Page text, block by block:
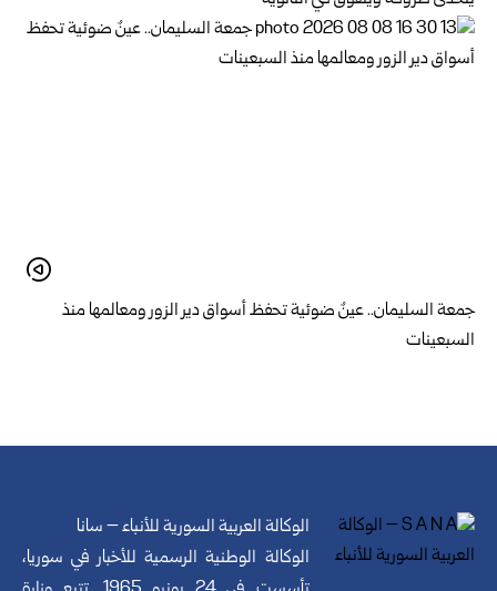
جمعة السليمان.. عينٌ ضوئية تحفظ أسواق دير الزور ومعالمها منذ
السبعينات
الوكالة العربية السورية للأنباء – سانا
الوكالة الوطنية الرسمية للأخبار في سوريا،